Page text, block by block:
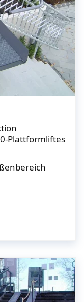
Plattformliftes